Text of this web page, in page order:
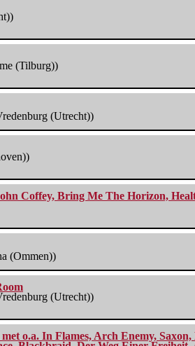
(Tilburg))
(Utrecht))
Coffey, Bring Me The Horizon,
(Ommen))
(Utrecht))
o.a. In Flames, Arch Enemy,